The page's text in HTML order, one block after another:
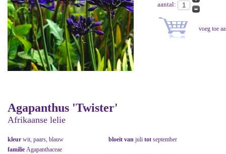
aantal:
Agapanthus 'Twister'
Afrikaanse lelie
kleur wit, paars, blauw bloeit van juli tot september
familie Agapanthaceae